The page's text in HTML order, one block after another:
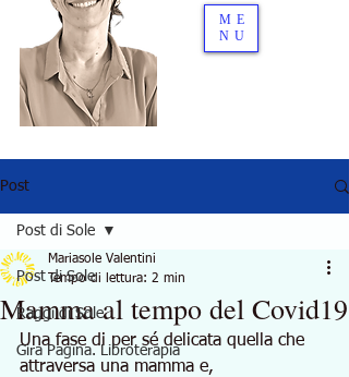
ME
NU
Post
Post di Sole
Raggi di Sole
Gira Pagina. Libroterapia
Post di Sole
Mamma al tempo del Covid19
Mariasole Valentini
Tempo di lettura: 2 min
Una fase di per sé delicata quella che
attraversa una mamma e,